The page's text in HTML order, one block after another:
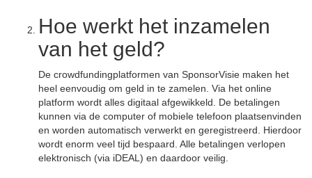
Hoe werkt het inzamelen
van het geld?
De crowdfundingplatformen van SponsorVisie maken het
heel eenvoudig om geld in te zamelen. Via het online
platform wordt alles digitaal afgewikkeld. De betalingen
kunnen via de computer of mobiele telefoon plaatsenvinden
en worden automatisch verwerkt en geregistreerd. Hierdoor
wordt enorm veel tijd bespaard. Alle betalingen verlopen
elektronisch (via iDEAL) en daardoor veilig.